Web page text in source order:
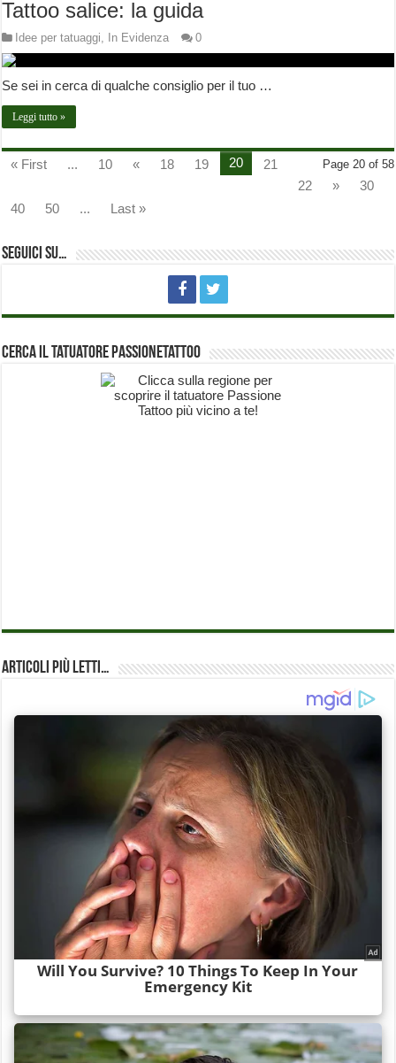
Tattoo salice: la guida
Idee per tatuaggi, In Evidenza 0
Se sei in cerca di qualche consiglio per il tuo …
Leggi tutto »
Page 20 of 58
« First ... 10 « 18 19 20
21
22
»
30
40
50 ... Last »
Seguici su…
Cerca il Tatuatore PassioneTattoo
Articoli più Letti…